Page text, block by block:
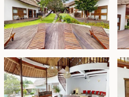
Kolam renang seluas 50 m²
dengan kursi berjemur,
tenang untuk berjemur dan
terdapat bar kolam renang
makan terbuka, sehingga
pengalaman bersantai di luar